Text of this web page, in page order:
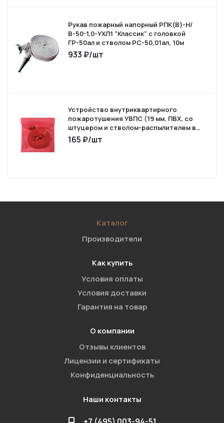
Рукав пожарный напорный РПК(В)-Н/
В-50-1,0-УХЛ1 "Классик" с головкой
ГР-50ал и стволом РС-50,01ал, 10м
933 ₽/шт
Устройство внутриквартирного
пожаротушения УВПС (19 мм, ПВХ, со
штуцером и стволом-распылителем в
сумке)
165 ₽/шт
Каталог
Производители
Как купить
Условия оплаты
Условия доставки
Гарантия на товар
О компании
Отзывы клиентов
Лицензии и сертификаты
Конфиденциальность
Наши контакты